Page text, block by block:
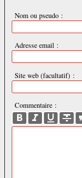
Nom ou pseudo :
Adresse email :
Site web (facultatif) :
Commentaire :